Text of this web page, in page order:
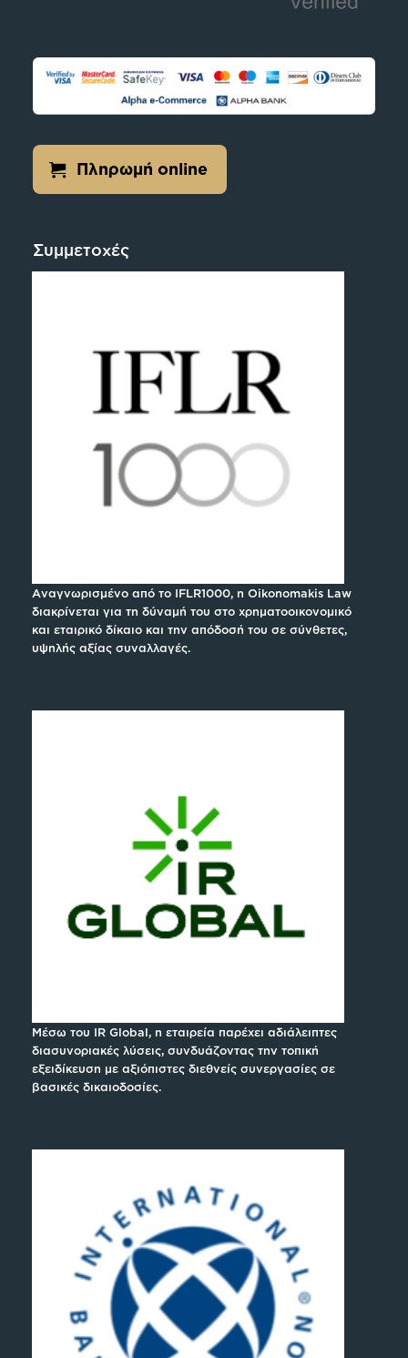
Πληρωμή online
Συμμετοχές
Αναγνωρισμένο από το IFLR1000, η Oikonomakis Law
διακρίνεται για τη δύναμή του στο χρηματοοικονομικό
και εταιρικό δίκαιο και την απόδοσή του σε σύνθετες,
υψηλής αξίας συναλλαγές.
Μέσω του IR Global, η εταιρεία παρέχει αδιάλειπτες
διασυνοριακές λύσεις, συνδυάζοντας την τοπική
εξειδίκευση με αξιόπιστες διεθνείς συνεργασίες σε
βασικές δικαιοδοσίες.